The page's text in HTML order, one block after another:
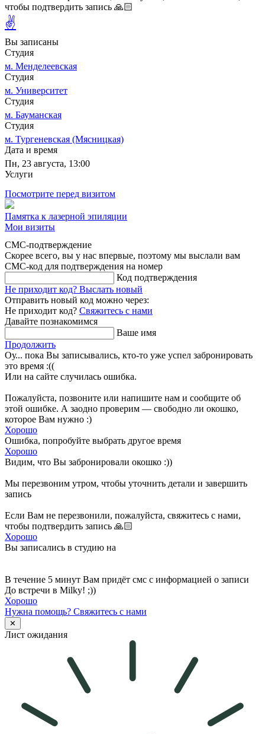
чтобы подтвердить запись 🙏🏻
✌
Вы записаны
Студия
м. Менделеевская
Студия
м. Университет
Студия
м. Бауманская
Студия
м. Тургеневская (Мясницкая)
Дата и время
Пн, 23 августа, 13:00
Услуги
Посмотрите перед визитом
Памятка к лазерной эпиляции
Мои визиты
СМС-подтверждение
Скорее всего, вы у нас впервые, поэтому мы выслали вам
СМС-код для подтверждения на номер
Код подтверждения
Не приходит код? Выслать новый
Отправить новый код можно через:
Не приходит код? Свяжитесь с нами
Давайте познакомимся
Ваше имя
Продолжить
Оу... пока Вы записывались, кто-то уже успел забронировать
это время :((
Или на сайте случилась ошибка.
Пожалуйста, позвоните или напишите нам и сообщите об
этой ошибке. А заодно проверим — свободно ли окошко,
которое Вам нужно :)
Хорошо
Ошибка, попробуйте выбрать другое время
Хорошо
Видим, что Вы забронировали окошко :))
Мы перезвоним утром, чтобы уточнить детали и завершить
запись
Если Вам не перезвонили, пожалуйста, свяжитесь с нами,
чтобы подтвердить запись 🙏🏻
Хорошо
Вы записались в студию на
В течение 5 минут Вам придёт смс с информацией о записи
До встречи в Milky! ;))
Хорошо
Нужна помощь? Свяжитесь с нами
✕
Лист ожидания